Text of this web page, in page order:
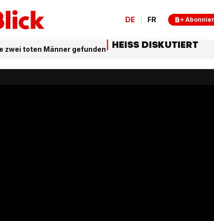
DE FR
zwei toten Männer gefunden HEISS DISKUTIERT